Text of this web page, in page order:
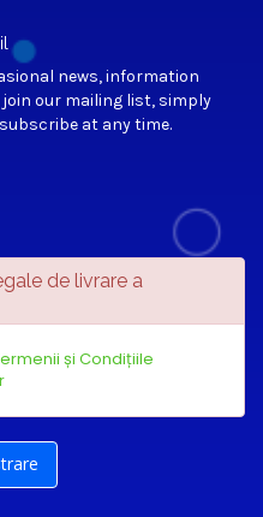
news, information
join our mailing list, simply
at any time.
de livrare a
și Condițiile